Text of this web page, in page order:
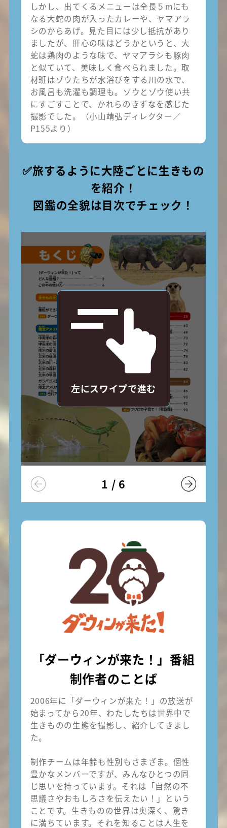
しかし、出てくるメニューは全長５mにも
なる大蛇の肉が入ったカレーや、ヤマアラ
シのからあげ。見た目には少し抵抗があり
ましたが、肝心の味はどうかというと、大
蛇は鶏肉のような味で、ヤマアラシも豚肉
と似ていて、美味しく食べられました。取
材班はゾウたちが水浴びをする川の水で、
お風呂も洗濯も調理も。ゾウとゾウ使い共
にすごすことで、かれらのきずなを感じた
撮影でした。（小山靖弘ディレクター／
P155より）
✅旅するように大陸ごとに生きもの
を紹介！
図鑑の全貌は目次でチェック！
左にスワイプで進む
1 / 6
「ダーウィンが来た！」番組
制作者のことば
2006年に「ダーウィンが来た！」の放送が
始まってから20年、わたしたちは世界中で
生きものの生態を撮影し、紹介してきまし
た。
制作チームは年齢も性別もさまざま。個性
豊かなメンバーですが、みんなひとつの同
じ思いを持っています。それは「自然の不
思議さやおもしろさを伝えたい！」という
ことです。生きものの世界は奥深く、驚き
に満ちています。それを知ることは人生を